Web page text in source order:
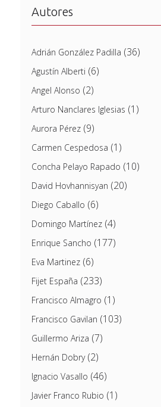
Autores
Adrián González Padilla (36)
Agustín Alberti (6)
Angel Alonso (2)
Arturo Nanclares Iglesias (1)
Aurora Pérez(9)
Carmen Cespedosa (1)
Concha Pelayo Rapado (10)
David Hovhannisyan (20)
Diego Caballo (6)
Domingo Martínez(4)
Enrique Sancho (177)
Eva Martinez(6)
Fijet España (233)
Francisco Almagro (1)
Francisco Gavilan (103)
Guillermo Ariza (7)
Hernán Dobry(2)
Ignacio Vasallo (46)
Javier Franco Rubio (1)